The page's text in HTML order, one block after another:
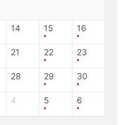
14 15 16
21 22 23
28 29 30
4 5 6